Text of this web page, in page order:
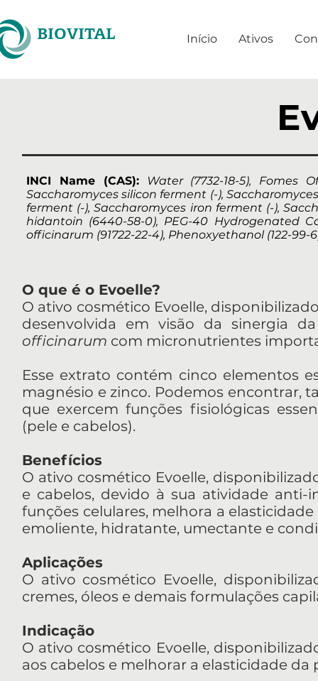
BIOVITAL Início Ativos
INCI Name (CAS):
Water (7732-18-5), Fomes
Saccharomyces silicon ferment (-),
ferment (-), Saccharomyces iron ferment (-),
hidantoin (6440-58-0), PEG-40 Hydrogenated
officinarum (91722-22-4), Phenoxyethanol (122-
O que é o Evoelle?
O ativo cosmético Evoelle,
desenvolvida em visão da sinergia
officinarum com micronutrientes
Esse extrato contém cinco elementos
magnésio e zinco. Podemos encontrar,
que exercem funções fisiológicas
(pele e cabelos).
Benefícios
O ativo cosmético Evoelle,
e cabelos, devido à sua atividade anti-
funções celulares, melhora a
emoliente, hidratante, umectante e
Aplicações
O ativo cosmético Evoelle,
cremes, óleos e demais formulações
Indicação
O ativo cosmético Evoelle,
aos cabelos e melhorar a elasticidade da